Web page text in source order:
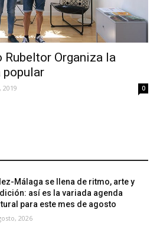
Organiza la
popular
2019 0
Málaga se llena de ritmo, arte y
así es la variada agenda
para este mes de agosto
2026